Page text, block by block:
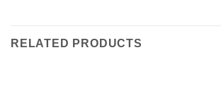
RELATED PRODUCTS